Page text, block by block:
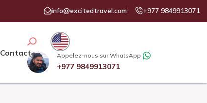
info@excitedtravel.com +977 9849913071
Contact Appelez-nous sur WhatsApp
+977 9849913071